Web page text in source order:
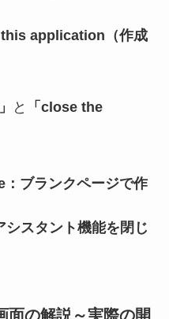
application（作成
と
「close the
ブランクページで作
スタント機能を閉じ
の解説～実際の開